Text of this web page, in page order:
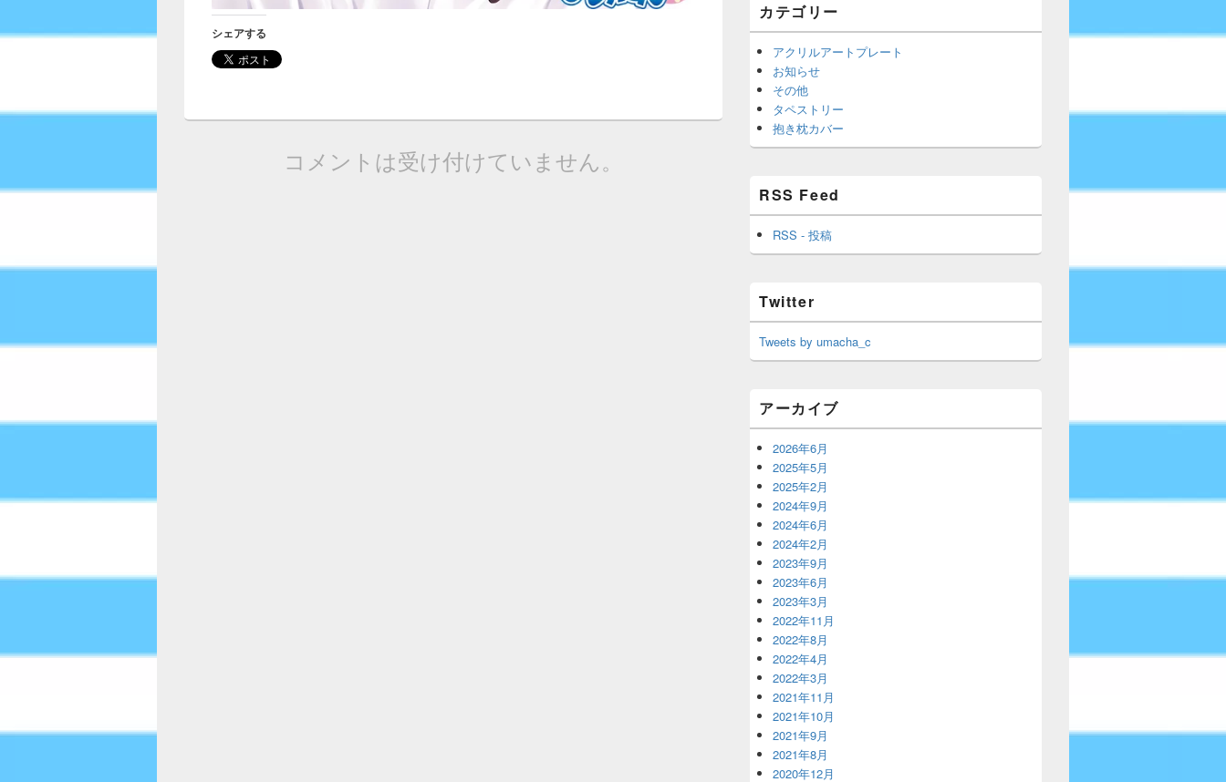
シェアする
コメントは受け付けていません。
カテゴリー
アクリルアートプレート
お知らせ
その他
タペストリー
抱き枕カバー
RSS Feed
RSS - 投稿
Twitter
Tweets by umacha_c
アーカイブ
2026年6月
2025年5月
2025年2月
2024年9月
2024年6月
2024年2月
2023年9月
2023年6月
2023年3月
2022年11月
2022年8月
2022年4月
2022年3月
2021年11月
2021年10月
2021年9月
2021年8月
2020年12月